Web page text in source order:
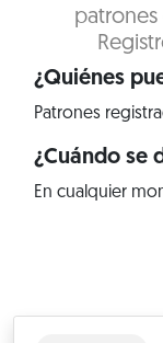
¿Quiénes
Patrones
¿Cuándo se
En cualquier